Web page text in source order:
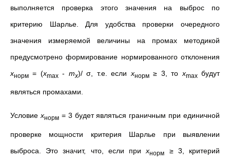
выполняется проверка этого значения на выброс по
критерию Шарлье. Для удобства проверки очередного
значения измеряемой величины на промах методикой
предусмотрено формирование нормированного отклонения
xнорм = (xmax- mx)/ σ, т.е. если xнорм≥ 3, то xmaxбудут
являться промахами.
Условиеxнорм= 3 будет являться граничным при единичной
проверке мощности критерия Шарлье при выявлении
выброса. Это значит, что, если приxнорм ≥ 3, критерий